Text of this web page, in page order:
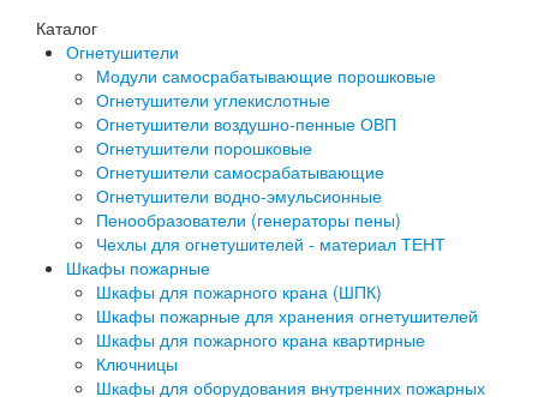
Каталог
Огнетушители
Модули самосрабатывающие порошковые
Огнетушители углекислотные
Огнетушители воздушно-пенные ОВП
Огнетушители порошковые
Огнетушители самосрабатывающие
Огнетушители водно-эмульсионные
Пенообразователи (генераторы пены)
Чехлы для огнетушителей - материал ТЕНТ
Шкафы пожарные
Шкафы для пожарного крана (ШПК)
Шкафы пожарные для хранения огнетушителей
Шкафы для пожарного крана квартирные
Ключницы
Шкафы для оборудования внутренних пожарных